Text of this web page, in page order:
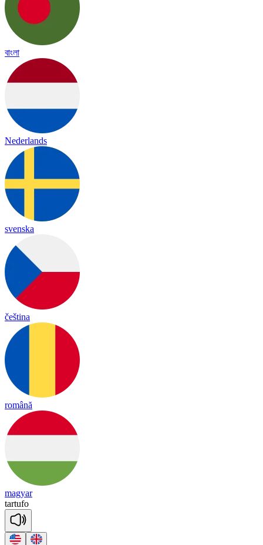
বাংলা
Nederlands
svenska
čeština
română
magyar
tartufo